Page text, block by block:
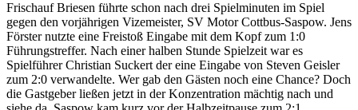
Frischauf Briesen führte schon nach drei Spielminuten im Spiel
gegen den vorjährigen Vizemeister, SV Motor Cottbus-Saspow. Jens
Förster nutzte eine Freistoß Eingabe mit dem Kopf zum 1:0
Führungstreffer. Nach einer halben Stunde Spielzeit war es
Spielführer Christian Suckert der eine Eingabe von Steven Geisler
zum 2:0 verwandelte. Wer gab den Gästen noch eine Chance? Doch
die Gastgeber ließen jetzt in der Konzentration mächtig nach und